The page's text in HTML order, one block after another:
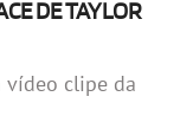
DE TAYLOR
vídeo clipe da